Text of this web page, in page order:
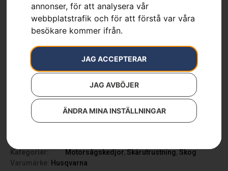
annonser, för att analysera vår
webbplatstrafik och för att förstå var våra
besökare kommer ifrån.
JAG ACCEPTERAR
JAG AVBÖJER
ÄNDRA MINA INSTÄLLNINGAR
Kedja H64, 28″
Kategorier:
Motorsågskedjor, Skärutrustning, Skog
Varumärke:
Husqvarna